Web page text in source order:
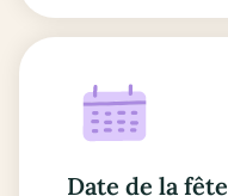
Date de la fête